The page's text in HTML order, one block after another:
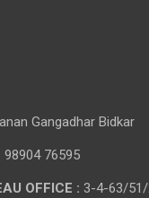
Gangadhar Bidkar
98904 76595
OFFICE : 3-4-63/51/